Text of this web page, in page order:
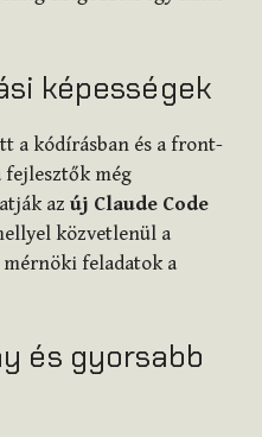
képességek
a kódírásban és a front-
fejlesztők még
az új Claude Code
közvetlenül a
feladatok a
és gyorsabb